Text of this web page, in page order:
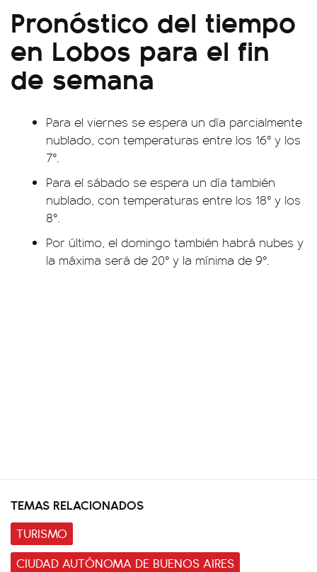
Pronóstico del tiempo
en Lobos para el fin
de semana
Para el viernes se espera un día parcialmente
nublado, con temperaturas entre los 16° y los
7°.
Para el sábado se espera un día también
nublado, con temperaturas entre los 18° y los
8°.
Por último, el domingo también habrá nubes y
la máxima será de 20° y la mínima de 9°.
TEMAS RELACIONADOS
TURISMO
CIUDAD AUTÓNOMA DE BUENOS AIRES